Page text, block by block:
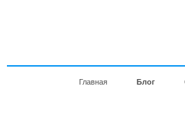
Главная Блог